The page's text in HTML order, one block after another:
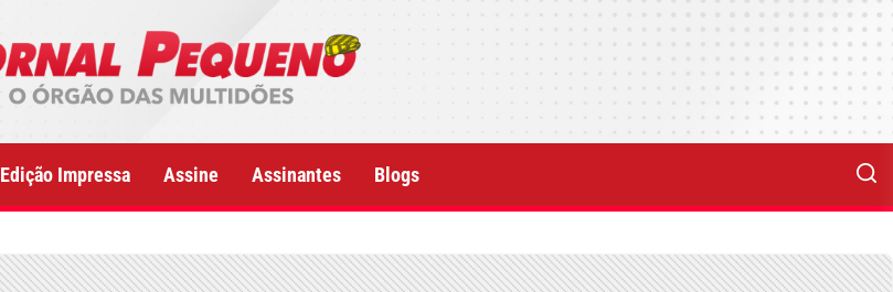
Edição Impressa Assine Assinantes Blogs